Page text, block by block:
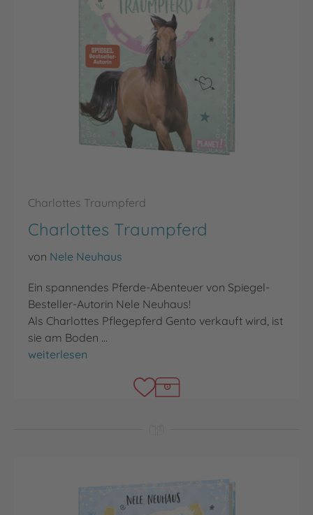
Charlottes Traumpferd
Charlottes Traumpferd
von Nele Neuhaus
Ein spannendes Pferde-Abenteuer von Spiegel-
Besteller-Autorin Nele Neuhaus!
Als Charlottes Pflegepferd Gento verkauft wird, ist
sie am Boden …
Charlottes Traumpferd
weiterlesen